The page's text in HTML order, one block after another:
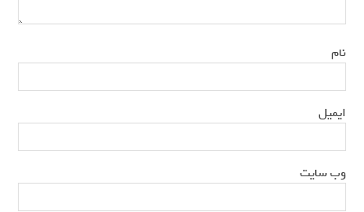
نام*
ایمیل*
وب‌ سایت